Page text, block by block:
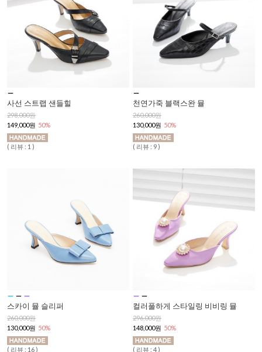
사선 스트랩 샌들힐
298,000원
149,000원 50%
( 리뷰 : 1 )
천연가죽 블랙스완 뮬
260,000원
130,000원 50%
( 리뷰 : 9 )
스카이 뮬 슬리퍼
260,000원
130,000원 50%
( 리뷰 : 16 )
컬러풀하게 스타일링 비비링 뮬
296,000원
148,000원 50%
( 리뷰 : 4 )